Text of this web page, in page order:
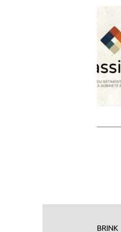
BRINK